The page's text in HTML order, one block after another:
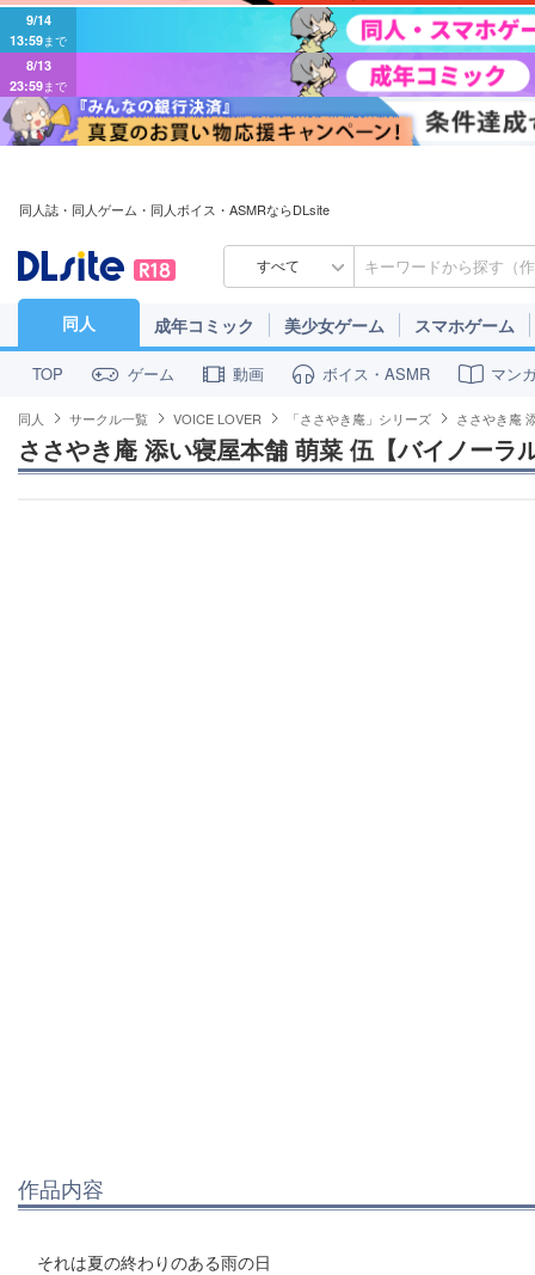
9/14
13:59まで
8/13
23:59まで
同人誌・同人ゲーム・同人ボイス・ASMRならDLsite
すべて
同人 成年コミック 美少女ゲーム スマホゲーム
TOP ゲーム 動画 ボイス・ASMR マン
同人 サークル一覧 VOICE LOVER 「ささやき庵」シリーズ ささやき庵
ささやき庵 添い寝屋本舗 萌菜 伍【バイノーラ
作品内容
それは夏の終わりのある雨の日